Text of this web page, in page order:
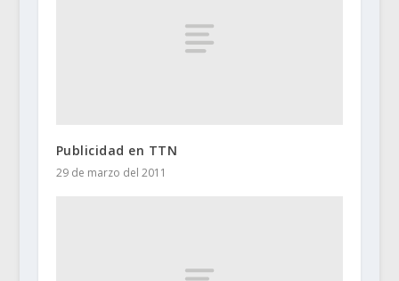
Publicidad en TTN
29 de marzo del 2011